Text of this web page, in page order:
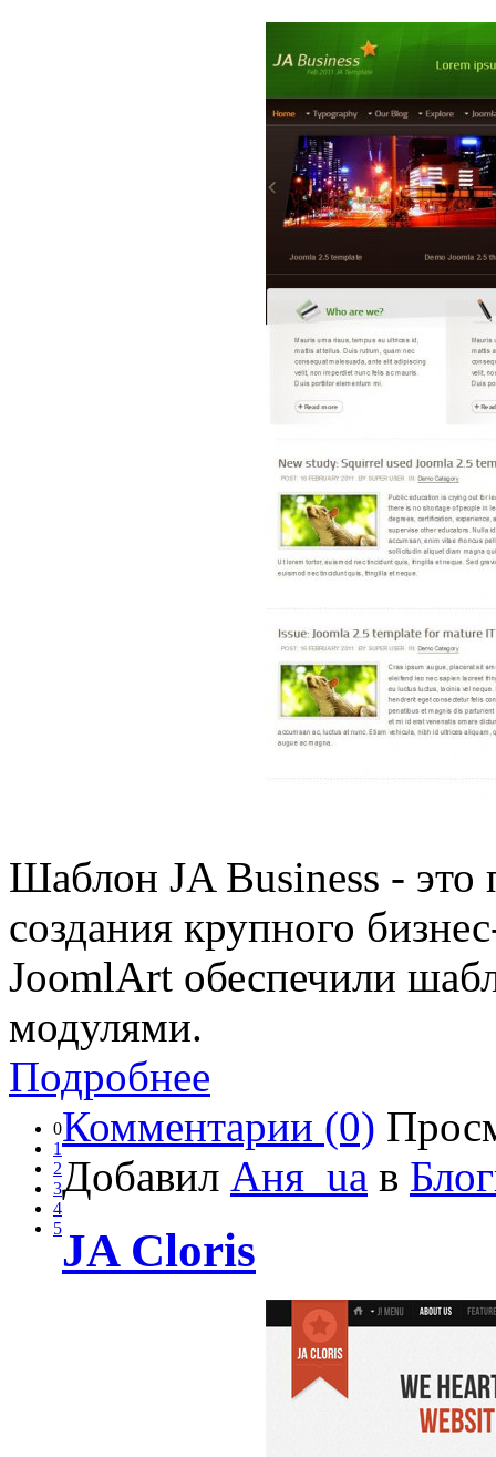
Шаблон JA Business - это
создания крупного
JoomlArt обеспечили
модулями.
Подробнее
0
1
2
3
4
5
Комментарии (0)
Добавил Аня_ua в
JA Cloris